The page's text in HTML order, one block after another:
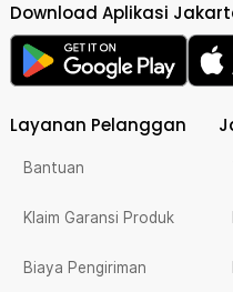
Download Aplikasi
Layanan Pelanggan
Bantuan
Klaim Garansi Produk
Biaya Pengiriman